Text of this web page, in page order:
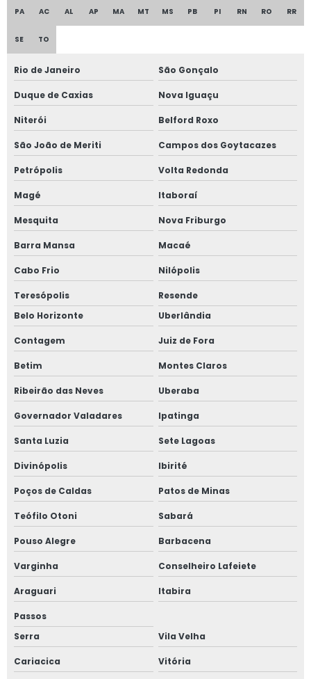
PA AC AL AP MA MT MS PB PI RN RO RR
SE TO
Rio de Janeiro São Gonçalo
Duque de Caxias Nova Iguaçu
Niterói Belford Roxo
São João de Meriti Campos dos Goytacazes
Petrópolis Volta Redonda
Magé Itaboraí
Mesquita Nova Friburgo
Barra Mansa Macaé
Cabo Frio Nilópolis
Teresópolis
Resende
Belo Horizonte
Uberlândia
Contagem Juiz de Fora
Betim Montes Claros
Ribeirão das Neves Uberaba
Governador Valadares Ipatinga
Santa Luzia Sete Lagoas
Divinópolis Ibirité
Poços de Caldas Patos de Minas
Teófilo Otoni Sabará
Pouso Alegre Barbacena
Varginha Conselheiro Lafeiete
Araguari Itabira
Passos
Serra
Vila Velha
Cariacica Vitória